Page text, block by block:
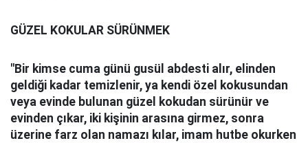
GÜZEL KOKULAR SÜRÜNMEK
"Bir kimse cuma günü gusül abdesti alır, elinden
geldiği kadar temizlenir, ya kendi özel kokusundan
veya evinde bulunan güzel kokudan sürünür ve
evinden çıkar, iki kişinin arasına girmez, sonra
üzerine farz olan namazı kılar, imam hutbe okurken